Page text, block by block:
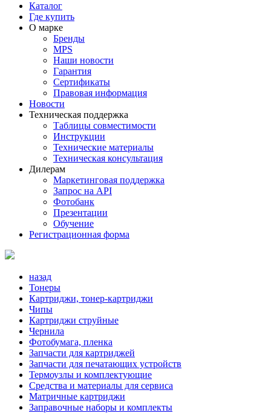
Каталог
Где купить
О марке
Бренды
MPS
Наши новости
Гарантия
Сертификаты
Правовая информация
Новости
Техническая поддержка
Таблицы совместимости
Инструкции
Технические материалы
Техническая консультация
Дилерам
Маркетинговая поддержка
Запрос на API
Фотобанк
Презентации
Обучение
Регистрационная форма
назад
Тонеры
Картриджи, тонер-картриджи
Чипы
Картриджи струйные
Чернила
Фотобумага, пленка
Запчасти для картриджей
Запчасти для печатающих устройств
Термоузлы и комплектующие
Средства и материалы для сервиса
Матричные картриджи
Заправочные наборы и комплекты